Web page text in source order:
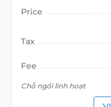
Price
Tax
Fee
Chỗ ngồi linh hoạt